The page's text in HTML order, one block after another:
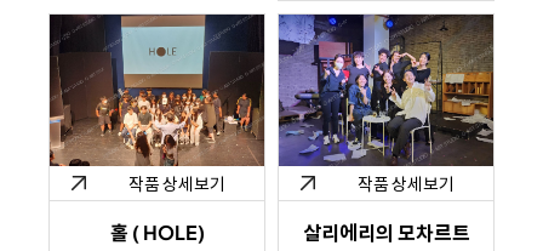
작품 상세보기
홀 ( HOLE)
작품 상세보기
살리에리의 모차르트